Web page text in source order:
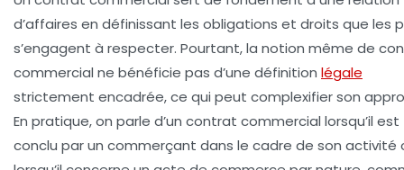
d’affaires en définissant les obligations et droits que les
s’engagent à respecter. Pourtant, la notion même de
commercial ne bénéficie pas d’une définition légale
strictement encadrée, ce qui peut complexifier son
En pratique, on parle d’un contrat commercial lorsqu’il est
conclu par un commerçant dans le cadre de son activité